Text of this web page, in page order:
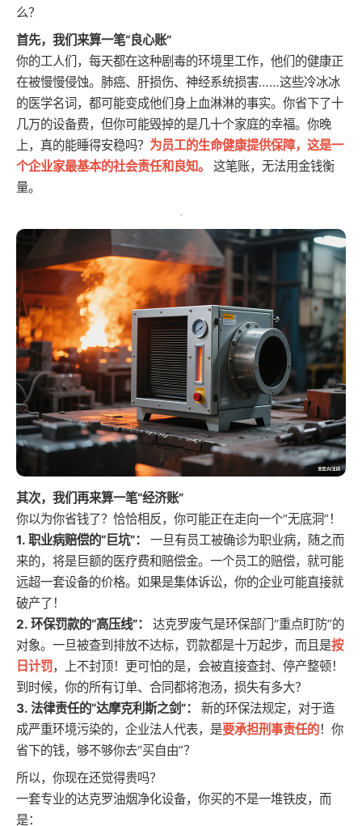
么？
首先，我们来算一笔“良心账”
你的工人们，每天都在这种剧毒的环境里工作，他们的健康正
在被慢慢侵蚀。肺癌、肝损伤、神经系统损害……这些冷冰冰
的医学名词，都可能变成他们身上血淋淋的事实。你省下了十
几万的设备费，但你可能毁掉的是几十个家庭的幸福。你晚
上，真的能睡得安稳吗？ 为员工的生命健康提供保障，这是一
个企业家最基本的社会责任和良知。
这笔账，无法用金钱衡
量。
其次，我们再来算一笔“经济账”
你以为你省钱了？恰恰相反，你可能正在走向一个“无底洞”！
1. 职业病赔偿的“巨坑”：
一旦有员工被确诊为职业病，随之而
来的，将是巨额的医疗费和赔偿金。一个员工的赔偿，就可能
远超一套设备的价格。如果是集体诉讼，你的企业可能直接就
破产了！
2. 环保罚款的“高压线”：
达克罗废气是环保部门“重点盯防”的
对象。一旦被查到排放不达标，罚款都是十万起步，而且是按
日计罚，上不封顶！更可怕的是，会被直接查封、停产整顿！
到时候，你的所有订单、合同都将泡汤，损失有多大？
3. 法律责任的“达摩克利斯之剑”：
新的环保法规定，对于造
成严重环境污染的，企业法人代表，是要承担刑事责任的！你
省下的钱，够不够你去“买自由”？
所以，你现在还觉得贵吗？
一套专业的达克罗油烟净化设备，你买的不是一堆铁皮，而
是：